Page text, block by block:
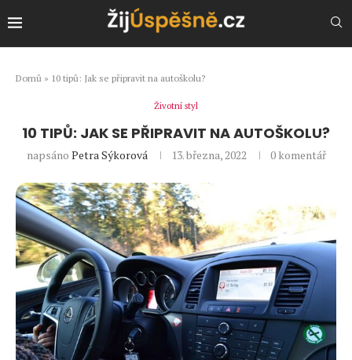
Domů » 10 tipů: Jak se připravit na autoškolu?
Životní styl
10 TIPŮ: JAK SE PŘIPRAVIT NA AUTOŠKOLU?
napsáno Petra Sýkorová 13. března, 2022 0 komentář